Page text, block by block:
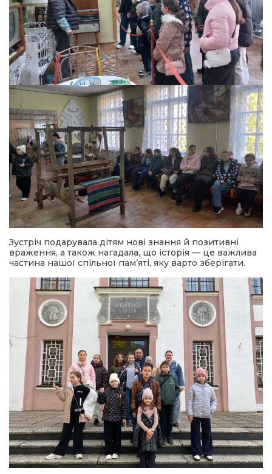
Зустріч подарувала дітям нові знання й позитивні
враження, а також нагадала, що історія — це важлива
частина нашої спільної пам’яті, яку варто зберігати.